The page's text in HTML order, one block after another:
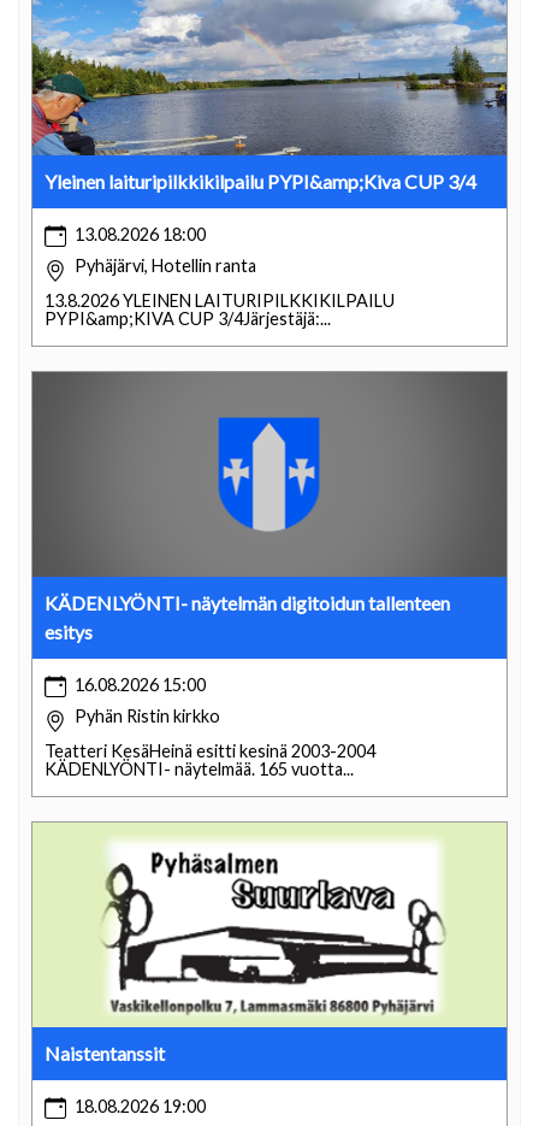
Yleinen laituripilkkikilpailu PYPI&amp;Kiva CUP 3/4
13.08.2026 18:00
Pyhäjärvi, Hotellin ranta
13.8.2026 YLEINEN LAITURIPILKKIKILPAILU
PYPI&amp;KIVA CUP 3/4Järjestäjä:...
KÄDENLYÖNTI- näytelmän digitoidun tallenteen
esitys
16.08.2026 15:00
Pyhän Ristin kirkko
Teatteri KesäHeinä esitti kesinä 2003-2004
KÄDENLYÖNTI- näytelmää. 165 vuotta...
Naistentanssit
18.08.2026 19:00